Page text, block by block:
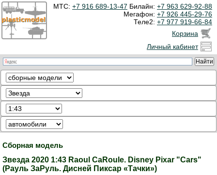
МТС: +7 916 689-13-47 Билайн: +7 963 629-92-88
Мегафон: +7 926 445-29-76
Теле2: +7 977 919-66-84
Корзина
Личный кабинет
Сборная модель
Звезда 2020 1:43 Raoul CaRoule. Disney Pixar "Cars"
(Рауль ЗаРуль. Дисней Пиксар «Тачки»)